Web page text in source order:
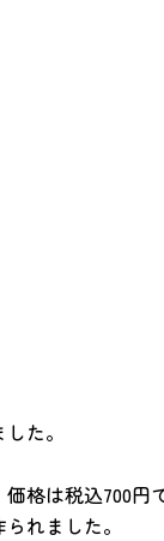
た。
格は税込700円
れました。